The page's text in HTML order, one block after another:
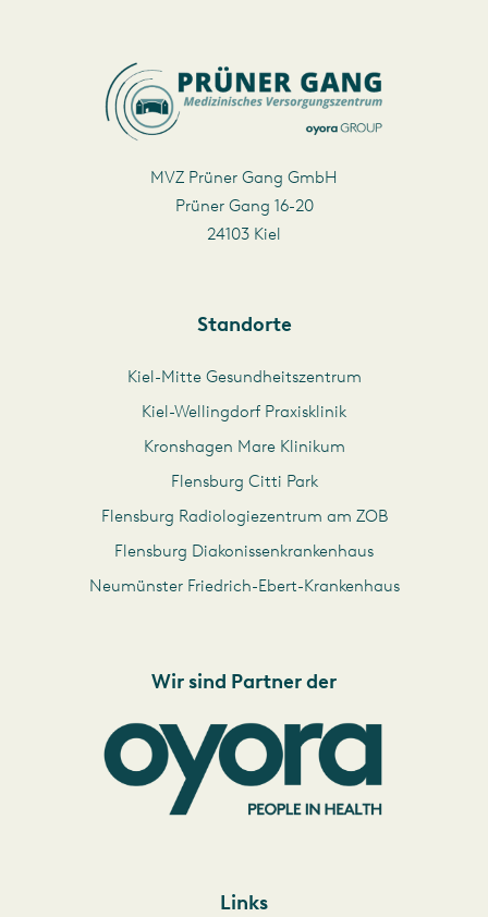
MVZ Prüner Gang GmbH
Prüner Gang 16-20
24103 Kiel
Standorte
Kiel-Mitte Gesundheitszentrum
Kiel-Wellingdorf Praxisklinik
Kronshagen Mare Klinikum
Flensburg Citti Park
Flensburg Radiologiezentrum am ZOB
Flensburg Diakonissenkrankenhaus
Neumünster Friedrich-Ebert-Krankenhaus
Wir sind Partner der
Links